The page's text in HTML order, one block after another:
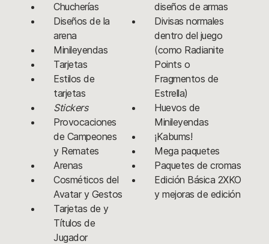
Chucherías
Diseños de la
arena
Minileyendas
Tarjetas
Estilos de
tarjetas
Stickers
Provocaciones
de Campeones
y Remates
Arenas
Cosméticos del
Avatar y Gestos
Tarjetas de y
Títulos de
Jugador
diseños de armas
Divisas normales
dentro del juego
(como Radianite
Points o
Fragmentos de
Estrella)
Huevos de
Minileyendas
¡Kabums!
Mega paquetes
Paquetes de cromas
Edición Básica 2XKO
y mejoras de edición